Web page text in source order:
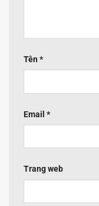
Tên *
Email *
Trang web